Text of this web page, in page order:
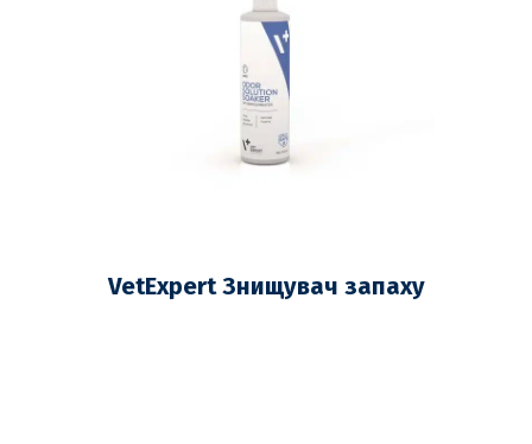
VetExpert Знищувач запаху